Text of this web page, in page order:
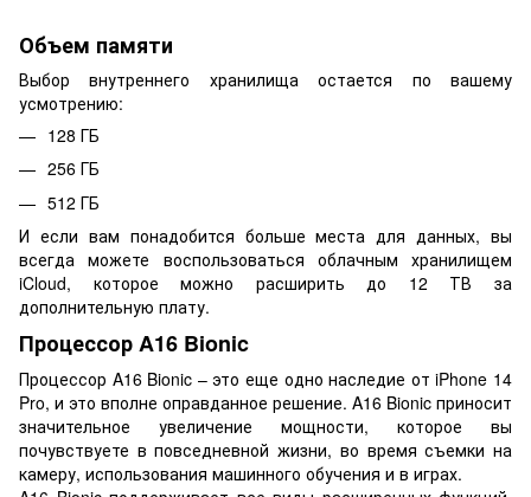
Объем памяти
Выбор внутреннего хранилища остается по вашему
усмотрению:
128 ГБ
256 ГБ
512 ГБ
И если вам понадобится больше места для данных, вы
всегда можете воспользоваться облачным хранилищем
iCloud, которое можно расширить до 12 ТВ за
дополнительную плату.
Процессор A16 Bionic
Процессор A16 Bionic – это еще одно наследие от iPhone 14
Pro, и это вполне оправданное решение. A16 Bionic приносит
значительное увеличение мощности, которое вы
почувствуете в повседневной жизни, во время съемки на
камеру, использования машинного обучения и в играх.